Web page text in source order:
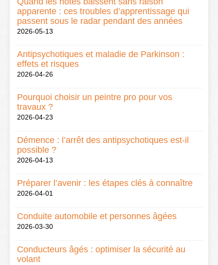
apparente : ces troubles d’apprentissage qui
passent sous le radar pendant des années
2026-05-13
Antipsychotiques et maladie de Parkinson :
effets et risques
2026-04-26
Pourquoi choisir un peintre pro pour vos
travaux ?
2026-04-23
Démence : l’arrêt des antipsychotiques est-il
possible ?
2026-04-13
Préparer l’avenir : les étapes clés à connaître
2026-04-01
Conduite automobile et personnes âgées
2026-03-30
Conducteurs âgés : optimiser la sécurité au
volant